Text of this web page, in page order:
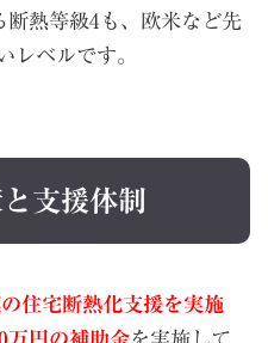
断熱等級4も、欧米など先
レベルです。
支援体制
住宅断熱化支援を実施